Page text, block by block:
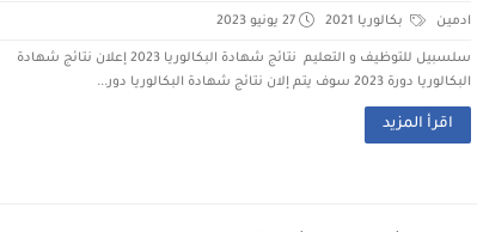
ادمين بكالوريا 2021 27 يونيو 2023
سلسبيل للتوظيف و التعليم نتائج شهادة البكالوريا 2023 إعلان نتائج شهادة
البكالوريا دورة 2023 سوف يتم إلان نتائج شهادة البكالوريا دور...
اقرأ المزيد